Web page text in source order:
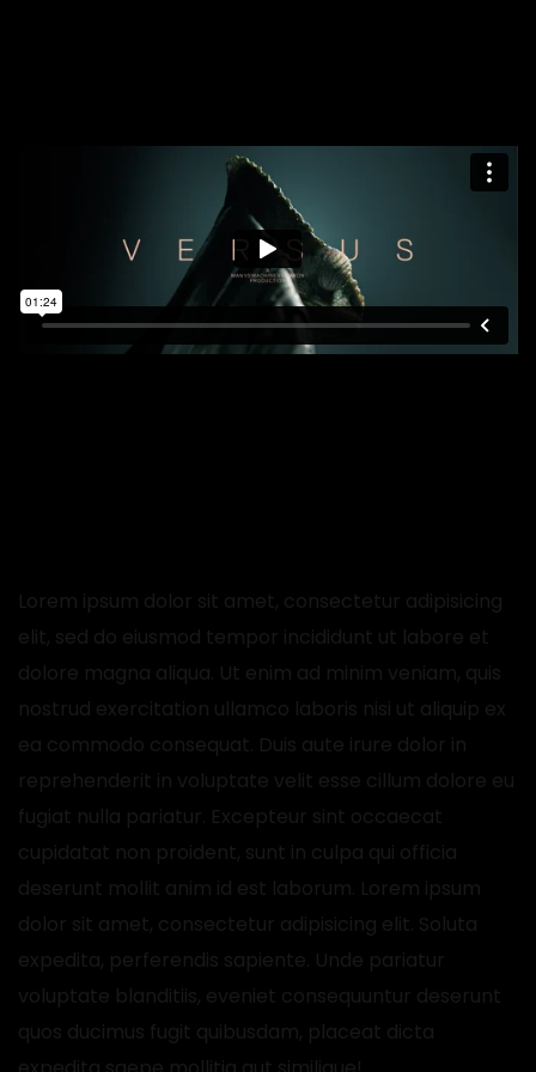
Lorem ipsum dolor sit amet, consectetur adipisicing
elit, sed do eiusmod tempor incididunt ut labore et
dolore magna aliqua. Ut enim ad minim veniam, quis
nostrud exercitation ullamco laboris nisi ut aliquip ex
ea commodo consequat. Duis aute irure dolor in
reprehenderit in voluptate velit esse cillum dolore eu
fugiat nulla pariatur. Excepteur sint occaecat
cupidatat non proident, sunt in culpa qui officia
deserunt mollit anim id est laborum. Lorem ipsum
dolor sit amet, consectetur adipisicing elit. Soluta
expedita, perferendis sapiente. Unde pariatur
voluptate blanditiis, eveniet consequuntur deserunt
quos ducimus fugit quibusdam, placeat dicta